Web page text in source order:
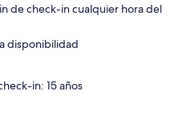
de check-in cualquier hora del
disponibilidad
in: 15 años